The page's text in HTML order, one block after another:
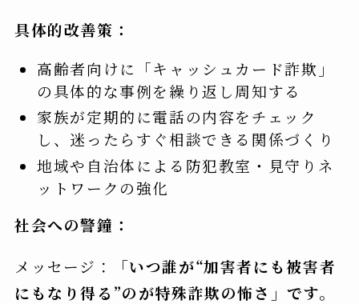
具体的改善策：
高齢者向けに「キャッシュカード詐欺」
の具体的な事例を繰り返し周知する
家族が定期的に電話の内容をチェック
し、迷ったらすぐ相談できる関係づくり
地域や自治体による防犯教室・見守りネ
ットワークの強化
社会への警鐘：
メッセージ：
「いつ誰が“加害者にも被害者
にもなり得る”のが特殊詐欺の怖さ」です。